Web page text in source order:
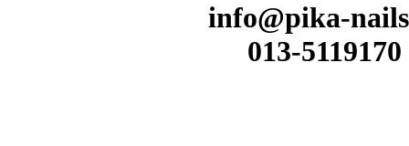
info@pika-
013-5119170